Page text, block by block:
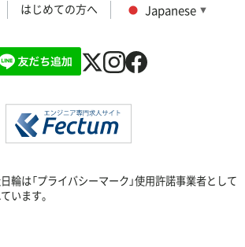
はじめての方へ Japanese ▼
輪は「プライバシーマーク」使用許諾事業者として
います。